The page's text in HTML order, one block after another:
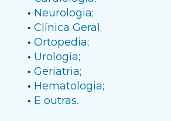
Neurologia;
Clínica Geral;
Ortopedia;
Urologia;
Geriatria;
Hematologia;
E outras.